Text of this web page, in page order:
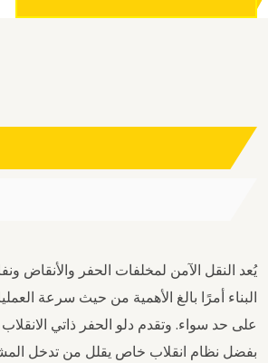
يُعد النقل الآمن لمخلفات الحفر والأنقاض
البناء أمرًا بالغ الأهمية من حيث سرعة
على حد سواء. وتقدم دلو الحفر ذاتي
بفضل نظام انقلاب خاص يقلل من تدخل